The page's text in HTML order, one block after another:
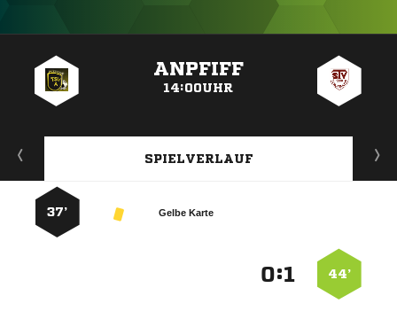
ANPFIFF
14:00UHR
SPIELVERLAUF
Gelbe Karte
37’
44’
: